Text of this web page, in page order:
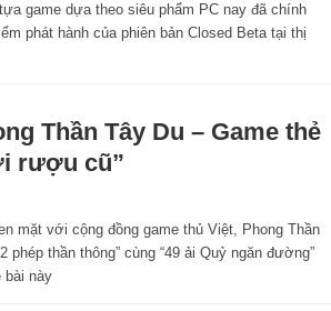
game dựa theo siêu phẩm PC nay đã chính
phát hành của phiên bản Closed Beta tại thị
Thần Tây Du – Game thẻ
rượu cũ”
mặt với cộng đồng game thủ Việt, Phong Thần
phép thần thông” cùng “49 ải Quỷ ngăn đường”
bài này